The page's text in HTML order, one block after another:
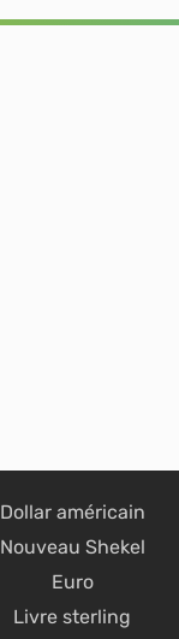
Dollar américain
Nouveau Shekel
Euro
Livre sterling